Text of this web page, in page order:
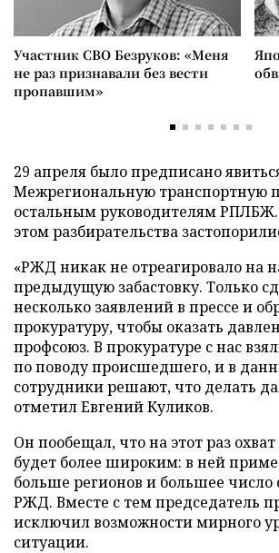
Участник СВО Безруков: «Меня
не раз признавали без вести
пропавшим»
29 апреля было предписано
Межрегиональную транспортную
остальным руководителям
этом разбирательства
«РЖД никак не отреагировало на
предыдущую забастовку. Только
несколько заявлений в прессе и
прокуратуру, чтобы оказать
профсоюз. В прокуратуре с нас
по поводу происшедшего, и в
сотрудники решают, что делать
отметил Евгений Куликов.
Он пообещал, что на этот раз охват
будет более широким: в ней
больше регионов и большее число
РЖД. Вместе с тем председатель
исключил возможности мирного
ситуации.